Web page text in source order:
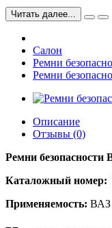
Читать далее...
Салон
Ремни
Ремни
Описание
Отзывы (0)
Ремни безопасности
Каталожный номер:
Применяемость: ВАЗ